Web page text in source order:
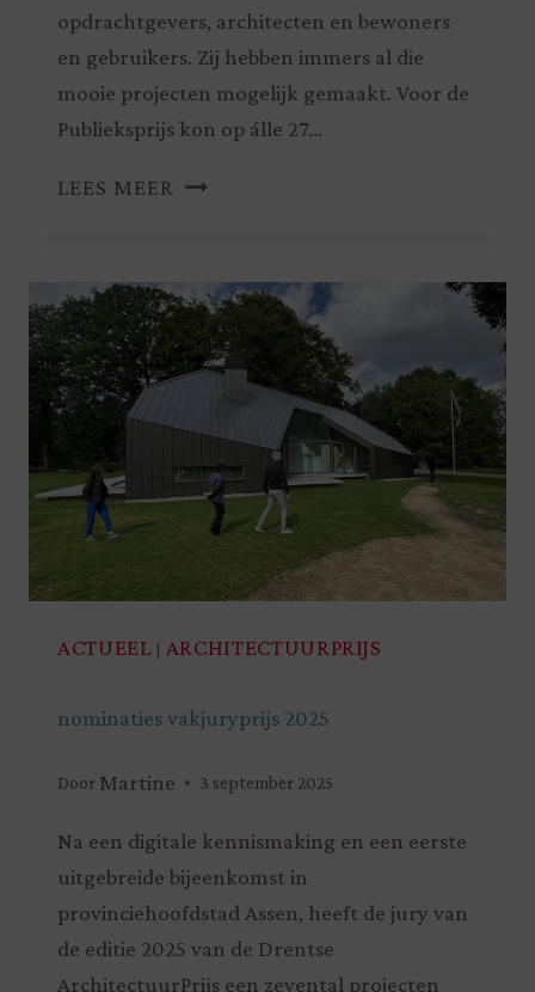
opdrachtgevers, architecten en bewoners
en gebruikers. Zij hebben immers al die
mooie projecten mogelijk gemaakt. Voor de
Publieksprijs kon op álle 27…
LEES MEER
ACTUEEL ARCHITECTUURPRIJS
nominaties vakjuryprijs 2025
Door Martine 3 september 2025
Na een digitale kennismaking en een eerste
uitgebreide bijeenkomst in
provinciehoofdstad Assen, heeft de jury van
de editie 2025 van de Drentse
ArchitectuurPrijs een zevental projecten